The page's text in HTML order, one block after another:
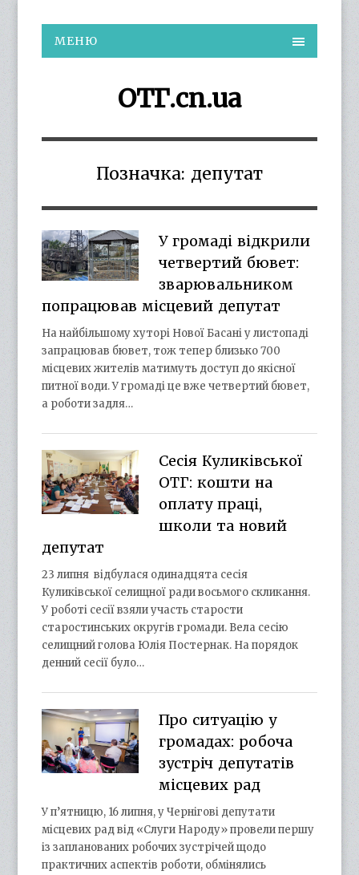
МЕНЮ
ОТГ.cn.ua
Позначка: депутат
У громаді відкрили
четвертий бювет:
зварювальником
попрацював місцевий депутат
На найбільшому хуторі Нової Басані у листопаді
запрацював бювет, тож тепер близько 700
місцевих жителів матимуть доступ до якісної
питної води. У громаді це вже четвертий бювет,
а роботи задля…
Сесія Куликівської
ОТГ: кошти на
оплату праці,
школи та новий
депутат
23 липня відбулася одинадцята сесія
Куликівської селищної ради восьмого скликання.
У роботі сесії взяли участь старости
старостинських округів громади. Вела сесію
селищний голова Юлія Постернак. На порядок
денний сесії було…
Про ситуацію у
громадах: робоча
зустріч депутатів
місцевих рад
У п’ятницю, 16 липня, у Чернігові депутати
місцевих рад від «Слуги Народу» провели першу
із запланованих робочих зустрічей щодо
практичних аспектів роботи, обмінялись